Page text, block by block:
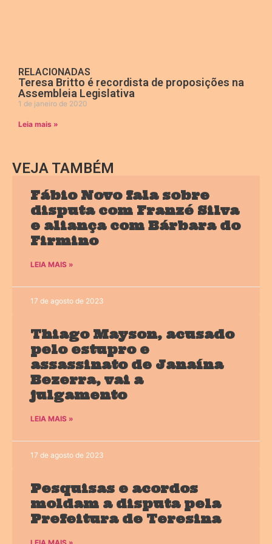
RELACIONADAS
Teresa Britto é recordista de proposições na
Assembleia Legislativa
1 de janeiro de 2020
Leia mais »
VEJA TAMBÉM
Fábio Novo fala sobre
disputa com Franzé Silva
e aliança com Bárbara do
Firmino
LEIA MAIS »
17 de agosto de 2023
Thiago Mayson, acusado
pelo estupro e
assassinato de Janaína
Bezerra, vai a
julgamento
LEIA MAIS »
17 de agosto de 2023
Pesquisas e acordos
moldam a disputa pela
Prefeitura de Teresina